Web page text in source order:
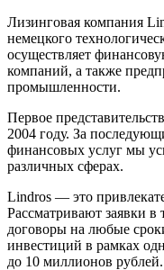
Лизинговая компания
немецкого
осуществляет
компаний, а также
промышленности.
Первое
2004 году. За
финансовых услуг мы
различных сферах.
Lindros — это
Рассматривают заявки
договоры на любые
инвестиций в рамках
до 10 миллионов рублей.